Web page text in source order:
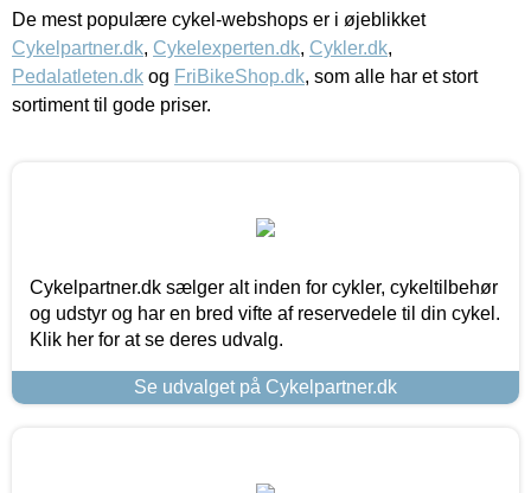
De mest populære cykel-webshops er i øjeblikket
Cykelpartner.dk, Cykelexperten.dk, Cykler.dk,
Pedalatleten.dk og FriBikeShop.dk, som alle har et stort
sortiment til gode priser.
Cykelpartner.dk sælger alt inden for cykler, cykeltilbehør
og udstyr og har en bred vifte af reservedele til din cykel.
Klik her for at se deres udvalg.
Se udvalget på Cykelpartner.dk